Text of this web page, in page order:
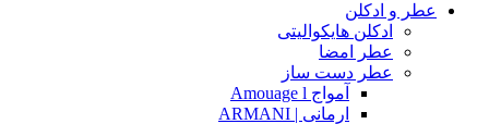
عطر و ادکلن
ادکلن هایکوالیتی
عطر امضا
عطر دست ساز
آمواج Amouage l
ارمانی | ARMANI